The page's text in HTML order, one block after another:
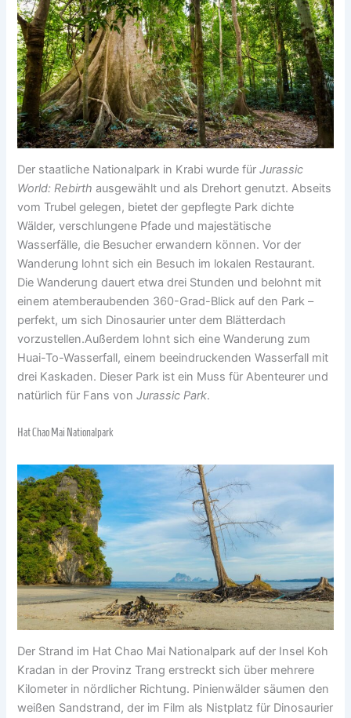
Der staatliche Nationalpark in Krabi wurde fürJurassic
World: Rebirth ausgewählt und als Drehort genutzt. Abseits
vom Trubel gelegen, bietet der gepflegte Park dichte
Wälder, verschlungene Pfade und majestätische
Wasserfälle, die Besucher erwandern können. Vor der
Wanderung lohnt sich ein Besuch im lokalen Restaurant.
Die Wanderung dauert etwa drei Stunden und belohnt mit
einem atemberaubenden 360-Grad-Blick auf den Park –
perfekt, um sich Dinosaurier unter dem Blätterdach
vorzustellen.Außerdem lohnt sich eine Wanderung zum
Huai-To-Wasserfall, einem beeindruckenden Wasserfall mit
drei Kaskaden. Dieser Park ist ein Muss für Abenteurer und
natürlich für Fans vonJurassic Park.
Hat Chao Mai Nationalpark
Der Strand im Hat Chao Mai Nationalpark auf der Insel Koh
Kradan in der Provinz Trang erstreckt sich über mehrere
Kilometer in nördlicher Richtung. Pinienwälder säumen den
weißen Sandstrand, der im Film als Nistplatz für Dinosaurier